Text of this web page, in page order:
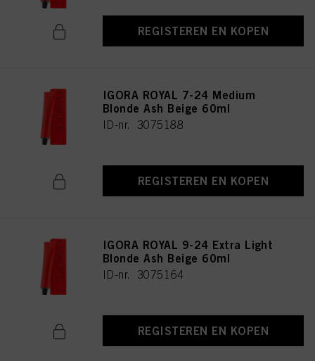
REGISTEREN EN KOPEN
IGORA ROYAL 7-24 Medium
Blonde Ash Beige 60ml
ID-nr. 3075188
REGISTEREN EN KOPEN
IGORA ROYAL 9-24 Extra Light
Blonde Ash Beige 60ml
ID-nr. 3075164
REGISTEREN EN KOPEN